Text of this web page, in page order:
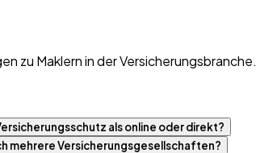
zu Maklern in der Versicherungsbranche.
als online oder direkt?
mehrere Versicherungsgesellschaften?